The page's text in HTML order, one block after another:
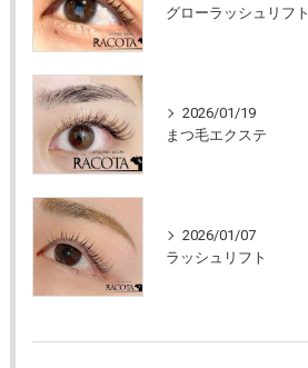
グローラッシュリフト
2026/01/19
まつ毛エクステ
2026/01/07
ラッシュリフト